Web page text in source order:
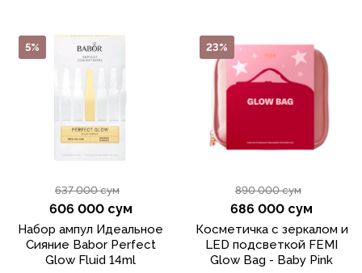
5%
637 000 сум
606 000 сум
Набор ампул Идеальное
Сияние Babor Perfect
Glow Fluid 14ml
23%
890 000 сум
686 000 сум
Косметичка с зеркалом и
LED подсветкой FEMI
Glow Bag - Baby Pink